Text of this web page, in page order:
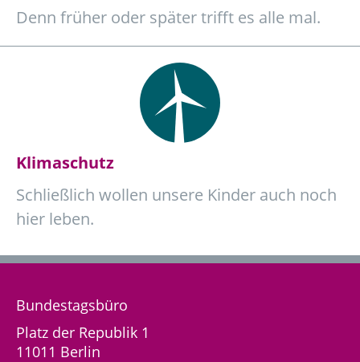
Denn früher oder später trifft es alle mal.
Klimaschutz
Schließlich wollen unsere Kinder auch noch
hier leben.
Bundestagsbüro
Platz der Republik 1
11011 Berlin